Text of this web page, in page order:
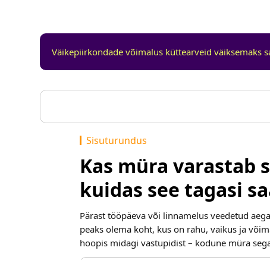
Väikepiirkondade võimalus küttearveid väiksemaks
Sisuturundus
Kas müra varastab
kuidas see tagasi
Pärast tööpäeva või linnamelus veedetud
peaks olema koht, kus on rahu, vaikus ja
hoopis midagi vastupidist – kodune müra